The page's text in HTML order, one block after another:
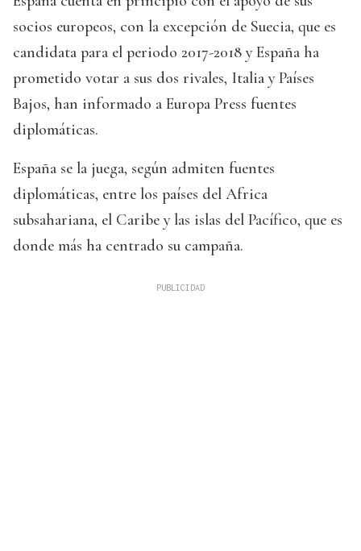
socios europeos, con la excepción de Suecia, que es
candidata para el periodo 2017-2018 y España ha
prometido votar a sus dos rivales, Italia y Países
Bajos, han informado a Europa Press fuentes
diplomáticas.
España se la juega, según admiten fuentes
diplomáticas, entre los países del Africa
subsahariana, el Caribe y las islas del Pacífico, que es
donde más ha centrado su campaña.